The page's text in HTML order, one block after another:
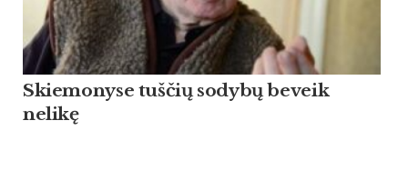
Skiemonyse tuščių sodybų beveik
nelikę